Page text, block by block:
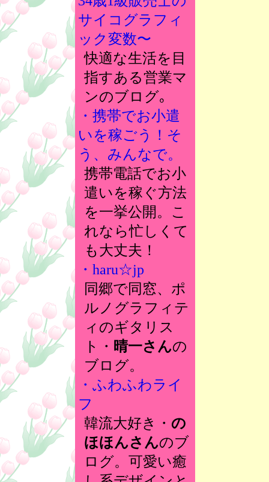
サイコグラフィ
ック変数〜
快適な生活を目
指すある営業マ
ンのブログ｡
・携帯でお小遣
いを稼ごう！そ
う、みんなで。
携帯電話でお小
遣いを稼ぐ方法
を一挙公開。こ
れなら忙しくて
も大丈夫！
・haru☆jp
同郷で同窓、ポ
ルノグラフィテ
ィのギタリス
ト・ 晴一さんの
ブログ。
・ふわふわライ
フ
韓流大好き・ の
ほほんさんのブ
ログ。可愛い癒